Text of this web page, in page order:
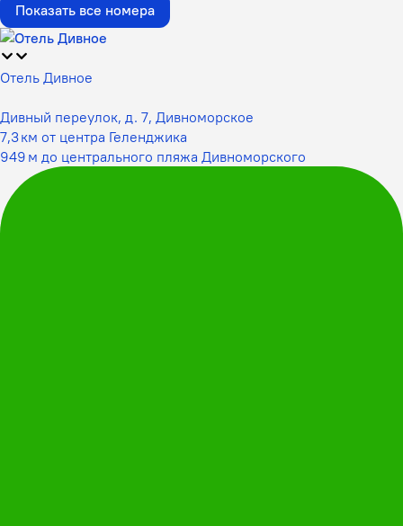
Показать все номера
Отель Дивное
Дивный переулок, д. 7, Дивноморское
7,3 км от центра Геленджика
949 м до центрального пляжа Дивноморского